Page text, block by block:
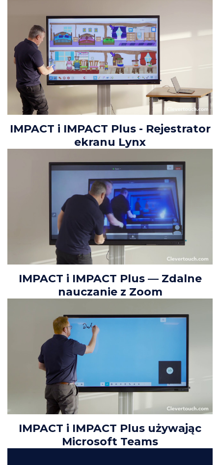
IMPACT i IMPACT Plus - Rejestrator
ekranu Lynx
IMPACT i IMPACT Plus — Zdalne
nauczanie z Zoom
IMPACT i IMPACT Plus używając
Microsoft Teams